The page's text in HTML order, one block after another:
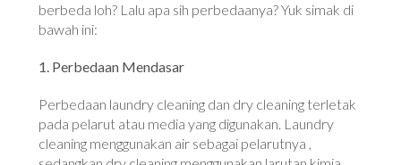
berbeda loh? Lalu apa sih perbedaanya? Yuk simak di
bawah ini:
1. Perbedaan Mendasar
Perbedaan laundry cleaning dan dry cleaning terletak
pada pelarut atau media yang digunakan. Laundry
cleaning menggunakan air sebagai pelarutnya ,